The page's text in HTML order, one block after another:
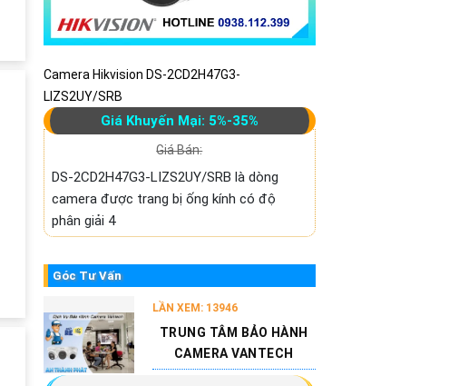
Camera Hikvision DS-2CD2H47G3-
LIZS2UY/SRB
Giá Khuyến Mại: 5%-35%
Giá Bán:
DS-2CD2H47G3-LIZS2UY/SRB là dòng
camera được trang bị ống kính có độ
phân giải 4
Góc Tư Vấn
LẦN XEM: 13946
TRUNG TÂM BẢO HÀNH
CAMERA VANTECH